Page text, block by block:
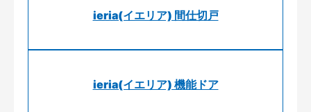
ieria(イエリア) 間仕切戸
ieria(イエリア) 機能ドア